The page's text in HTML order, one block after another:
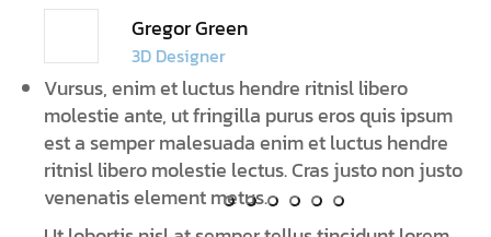
Gregor Green
3D Designer
Vursus, enim et luctus hendre ritnisl libero
molestie ante, ut fringilla purus eros quis ipsum
est a semper malesuada enim et luctus hendre
ritnisl libero molestie lectus. Cras justo non justo
venenatis element metus.